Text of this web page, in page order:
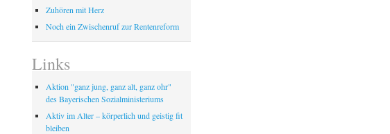
Zuhören mit Herz
Noch ein Zwischenruf zur Rentenreform
Links
Aktion "ganz jung, ganz alt, ganz ohr"
des Bayerischen Sozialministeriums
Aktiv im Alter – körperlich und geistig fit
bleiben